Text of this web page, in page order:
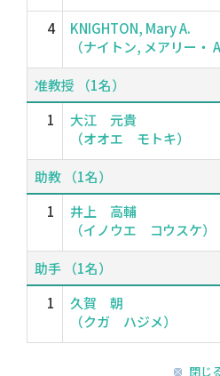
4
KNIGHTON, Mary A.
（ナイトン, メアリー・
准教授 （1名）
1
大江 元貴
（オオエ モトキ）
助教 （1名）
1
井上 高輔
（イノウエ コウスケ）
助手 （1名）
1
久賀 朝
（クガ ハジメ）
閉じ